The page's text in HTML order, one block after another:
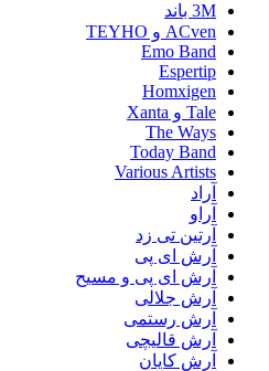
3M باند
ACven و TEYHO
Emo Band
Espertip
Homxigen
Tale و Xanta
The Ways
Today Band
Various Artists
آراد
آراو
آرتین تی زد
آرش ای پی
آرش ای پی و مسیح
آرش جلالی
آرش رستمی
آرش قالیچی
آرش کایان